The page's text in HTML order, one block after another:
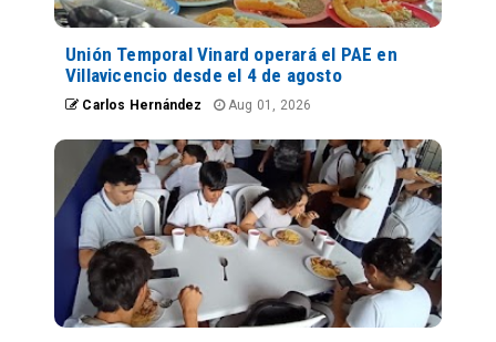
Unión Temporal Vinard operará el PAE en
Villavicencio desde el 4 de agosto
Carlos Hernández Aug 01, 2026